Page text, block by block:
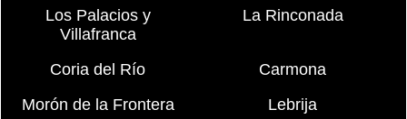
Los Palacios y
Villafranca
La Rinconada
Coria del Río
Carmona
Morón de la Frontera
Lebrija